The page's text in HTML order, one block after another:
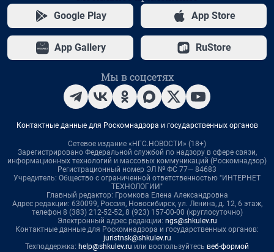
Google Play App Store
App Gallery RuStore
Мы в соцсетях
Контактные данные для Роскомнадзора и государственных органов
Сетевое издание «НГС.НОВОСТИ» (18+)
Зарегистрировано Федеральной службой по надзору в сфере связи,
информационных технологий и массовых коммуникаций (Роскомнадзор)
Регистрационный номер ЭЛ № ФС 77— 84683
Учредитель: Общество с ограниченной ответственностью "ИНТЕРНЕТ
ТЕХНОЛОГИИ"
Главный редактор: Громкова Елена Александровна
Адрес редакции: 630099, Россия, Новосибирск, ул. Ленина, д. 12, 6 этаж,
телефон 8 (383) 212-52-52, 8 (923) 157-00-00 (круглосуточно)
Электронный адрес редакции: ngs@shkulev.ru
Контактные данные для Роскомнадзора и государственных органов:
juristnsk@shkulev.ru
Техподдержка: help@shkulev.ru или воспользуйтесь веб-формой